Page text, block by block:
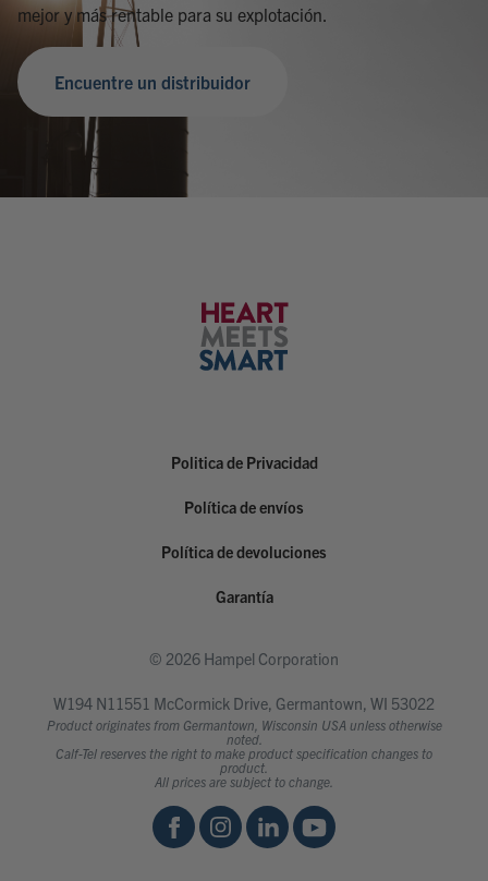
mejor y más rentable para su explotación.
Encuentre un distribuidor
Politica de Privacidad
Política de envíos
Política de devoluciones
Garantía
© 2026 Hampel Corporation
W194 N11551 McCormick Drive, Germantown, WI 53022
Product originates from Germantown, Wisconsin USA unless otherwise
noted.
Calf-Tel reserves the right to make product specification changes to
product.
All prices are subject to change.